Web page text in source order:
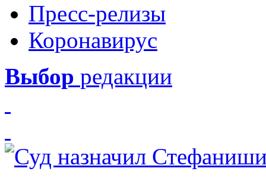
Пресс-релизы
Коронавирус
Выбор редакции